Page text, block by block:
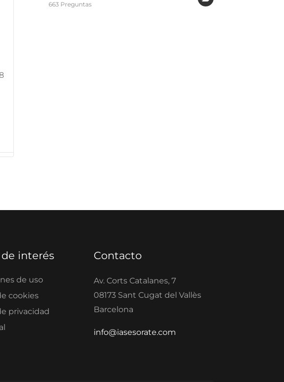
663 Preguntas
de interés
de uso
cookies
privacidad
Contacto
Av. Corts Catalanes, 7
08173 Sant Cugat del Vallès
Barcelona
info@iasesorate.com